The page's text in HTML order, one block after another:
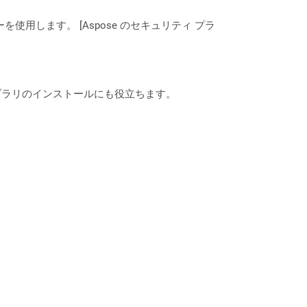
使用します。 [Aspose のセキュリティ プラ
リのインストールにも役立ちます。